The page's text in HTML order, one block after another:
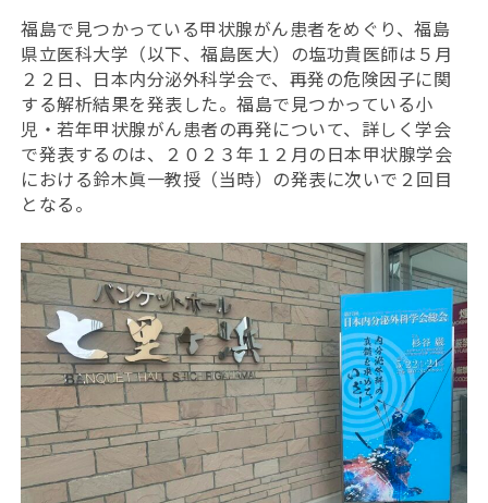
福島で見つかっている甲状腺がん患者をめぐり、福島
県立医科大学（以下、福島医大）の塩功貴医師は５月
２２日、日本内分泌外科学会で、 再発の危険因子に関
する解析結果を発表した。福島で見つかっている小
児・若年甲状腺がん患者の再発について、詳しく学会
で発表するのは、２０２３年１２月の日本甲状腺学会
における鈴木眞一教授（当時）の発表に次いで２回目
となる。